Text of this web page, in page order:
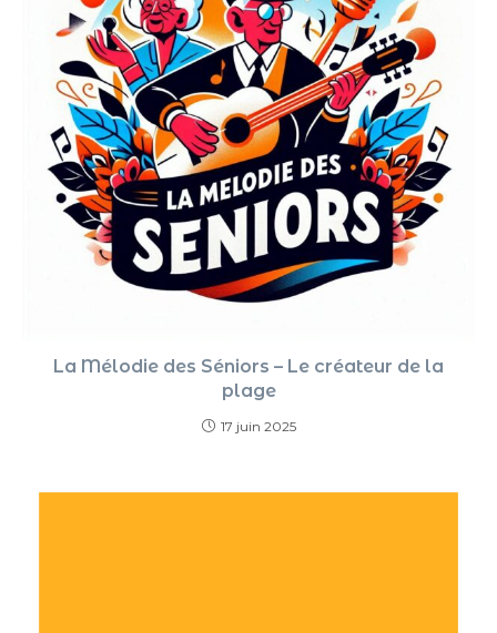
La Mélodie des Séniors – Le créateur de la
plage
17 juin 2025